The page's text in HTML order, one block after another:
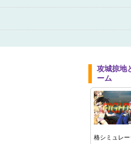
攻城掠地
ーム
格シミュレ